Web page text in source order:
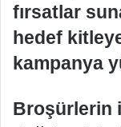
fırsatlar
hedef
kampanya
Broşürlerin